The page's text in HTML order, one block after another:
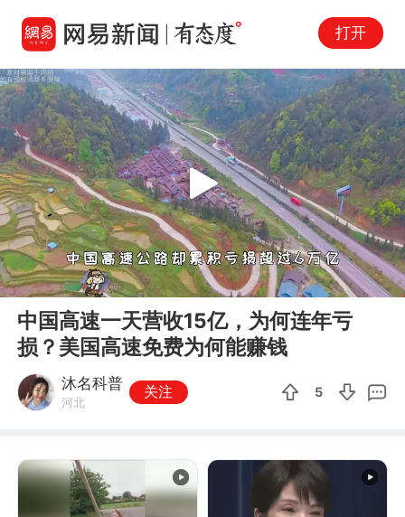
打开
00:00 01:14
Play
中国高速一天营收15亿，为何连年亏
损？美国高速免费为何能赚钱
沐名科普
河北
关注 5